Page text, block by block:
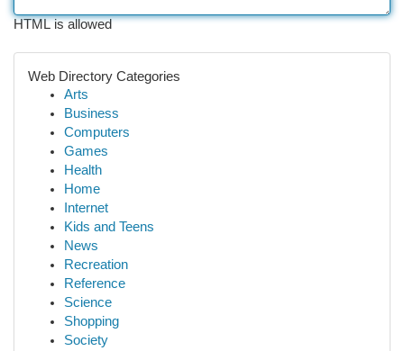
HTML is allowed
Web Directory Categories
Arts
Business
Computers
Games
Health
Home
Internet
Kids and Teens
News
Recreation
Reference
Science
Shopping
Society